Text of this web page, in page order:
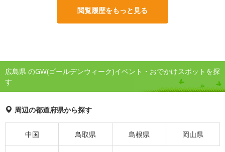
閲覧履歴をもっと見る
広島県 のGW(ゴールデンウィーク)イベント・おでかけスポットを探
す
周辺の都道府県から探す
中国 鳥取県 島根県 岡山県